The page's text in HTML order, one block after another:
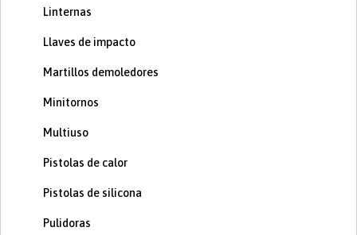
Linternas
Llaves de impacto
Martillos demoledores
Minitornos
Multiuso
Pistolas de calor
Pistolas de silicona
Pulidoras